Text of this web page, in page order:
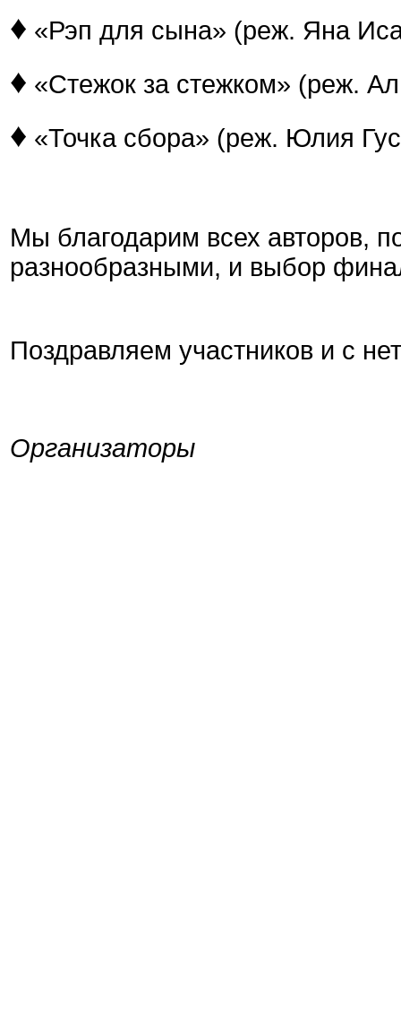
♦ «Рэп для сына» (реж. Яна
♦ «Стежок за стежком» (реж.
♦ «Точка сбора» (реж. Юлия
Мы благодарим всех авторов,
разнообразными, и выбор
Поздравляем участников и с
Организаторы